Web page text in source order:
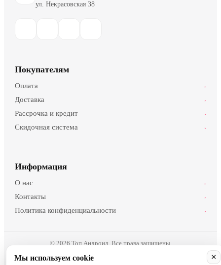
ул. Некрасовская 38
Покупателям
Оплата ›
Доставка ›
Рассрочка и кредит ›
Скидочная система ›
Информация
О нас ›
Контакты ›
Политика конфиденциальности ›
© 2026 Топ Андроид. Все права защищены.
×
Мы используем cookie